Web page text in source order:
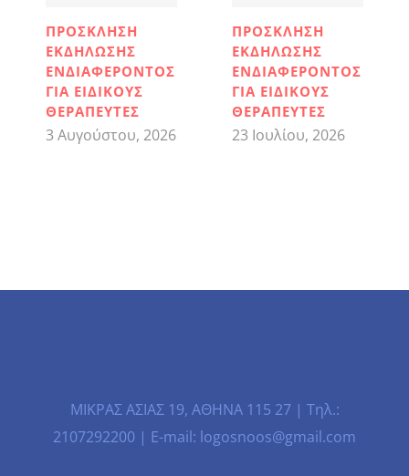
ΠΡΟΣΚΛΗΣΗ
ΕΚΔΗΛΩΣΗΣ
ΕΝΔΙΑΦΕΡΟΝΤΟΣ
ΓΙΑ ΕΙΔΙΚΟΥΣ
ΘΕΡΑΠΕΥΤΕΣ
3 Αυγούστου, 2026
ΠΡΟΣΚΛΗΣΗ
ΕΚΔΗΛΩΣΗΣ
ΕΝΔΙΑΦΕΡΟΝΤΟΣ
ΓΙΑ ΕΙΔΙΚΟΥΣ
ΘΕΡΑΠΕΥΤΕΣ
23 Ιουλίου, 2026
ΜΙΚΡΑΣ ΑΣΙΑΣ 19, ΑΘΗΝΑ 115 27 | Τηλ.:
2107292200 | E-mail: logosnoos@gmail.com